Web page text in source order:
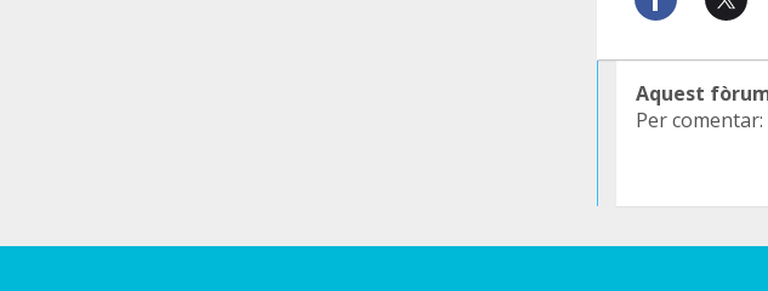
Aquest
Per comentar: